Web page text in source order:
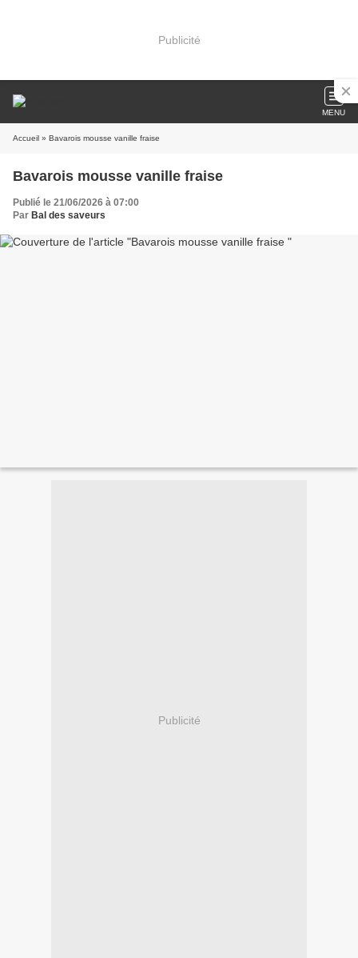
Publicité
MENU
Accueil » Bavarois mousse vanille fraise
Bavarois mousse vanille fraise
Publié le 21/06/2026 à 07:00
Par Bal des saveurs
Publicité